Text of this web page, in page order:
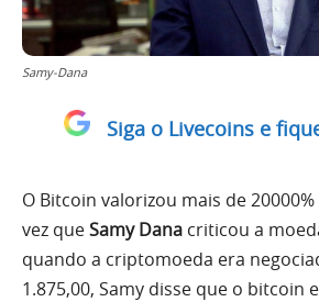
Samy-Dana
Siga o Livecoins e
O Bitcoin valorizou mais de
vez queSamy Dana criticou a
quando a criptomoeda era
1.875,00, Samy disse que o bitcoin